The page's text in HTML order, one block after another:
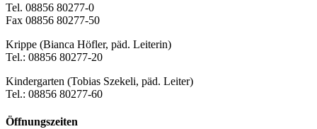
Tel. 08856 80277-0
Fax 08856 80277-50
Krippe (Bianca Höfler, päd. Leiterin)
Tel.: 08856 80277-20
Kindergarten (Tobias Szekeli, päd. Leiter)
Tel.: 08856 80277-60
Öffnungszeiten